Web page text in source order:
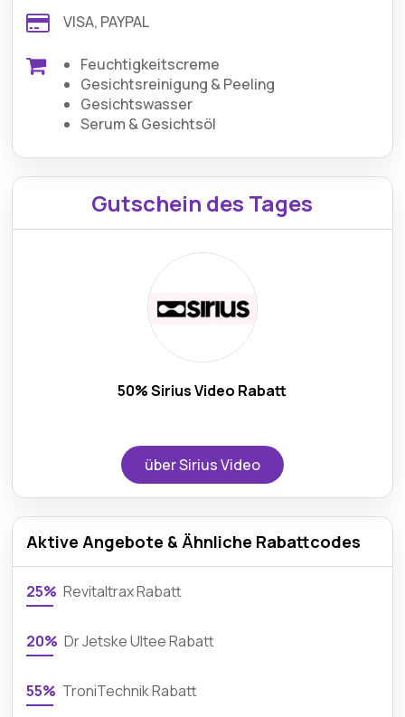
VISA, PAYPAL
Feuchtigkeitscreme
Gesichtsreinigung & Peeling
Gesichtswasser
Serum & Gesichtsöl
Gutschein des Tages
50% Sirius Video Rabatt
über Sirius Video
Aktive Angebote & Ähnliche Rabattcodes
25% Revitaltrax Rabatt
20% Dr Jetske Ultee Rabatt
55% TroniTechnik Rabatt